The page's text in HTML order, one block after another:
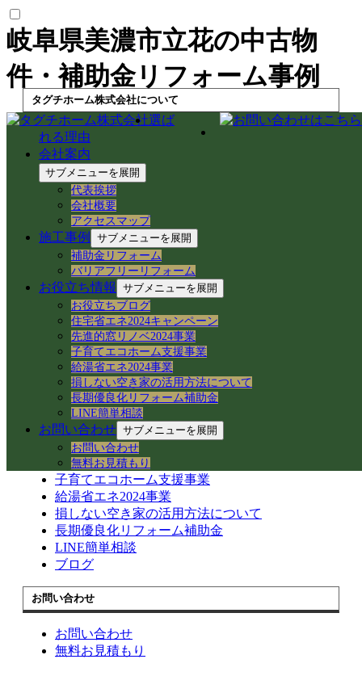
岐阜県美濃市立花の中古物
件・補助金リフォーム事例
選ば
れる理由
会社案内
サブメニューを展開
代表挨拶
会社概要
アクセスマップ
施工事例
サブメニューを展開
補助金リフォーム
バリアフリーリフォーム
お役立ち情報
サブメニューを展開
お役立ちブログ
住宅省エネ2024キャンペーン
先進的窓リノベ2024事業
子育てエコホーム支援事業
給湯省エネ2024事業
損しない空き家の活用方法について
長期優良化リフォーム補助金
LINE簡単相談
お問い合わせ サブメニューを展開
お問い合わせ
無料お見積もり
タグチホーム株式会社について
選ばれる理由
会社案内
代表挨拶
会社概要
アクセスマップ
施工事例
施工事例一覧
補助金リフォーム
バリアフリーリフォーム
お客様の声
お客様の声一覧
お役立ち情報
住宅省エネ2024キャンペーン
先進的窓リノベ2024事業
子育てエコホーム支援事業
給湯省エネ2024事業
損しない空き家の活用方法について
長期優良化リフォーム補助金
LINE簡単相談
ブログ
お問い合わせ
お問い合わせ
無料お見積もり